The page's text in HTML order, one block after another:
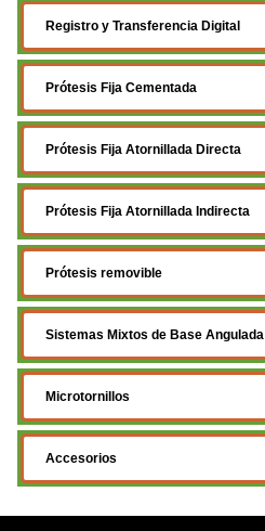
Registro y Transferencia Digital
Prótesis Fija Cementada
Prótesis Fija Atornillada Directa
Prótesis Fija Atornillada Indirecta
Prótesis removible
Sistemas Mixtos de Base Angulada
Microtornillos
Accesorios